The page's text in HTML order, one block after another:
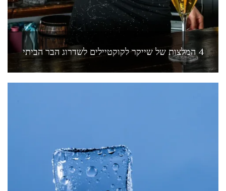
4 המלצות של שייקר לקוקטיילים לשדרוג הבר הביתי